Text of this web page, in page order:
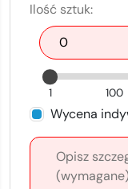
Ilość sztuk:
1 100
Wycena